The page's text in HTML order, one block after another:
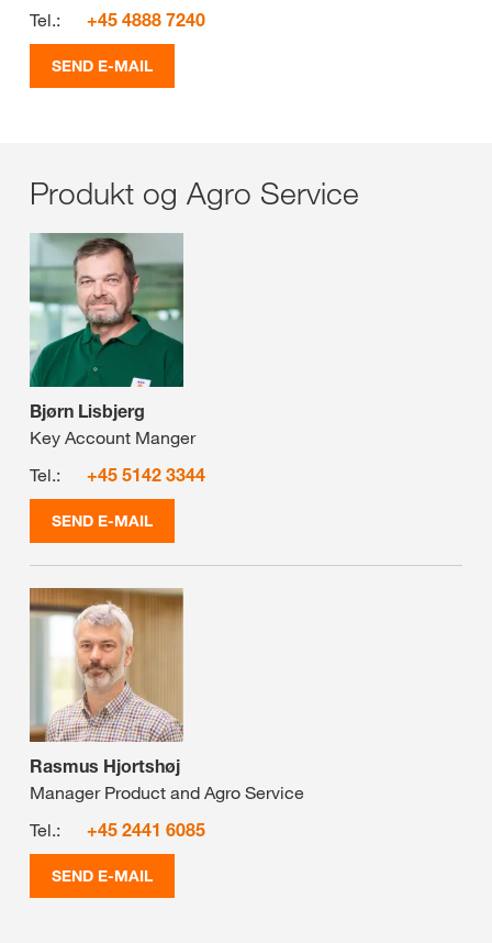
Tel.:
+45 4888 7240
SEND E-MAIL
Produkt og Agro Service
Bjørn Lisbjerg
Key Account Manger
Tel.:
+45 5142 3344
SEND E-MAIL
Rasmus Hjortshøj
Manager Product and Agro Service
Tel.:
+45 2441 6085
SEND E-MAIL